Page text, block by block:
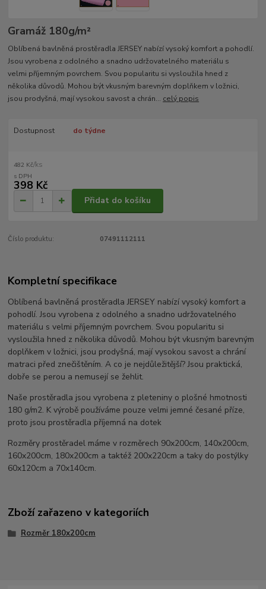
Gramáž 180g/m²­
Oblíbená bavlněná prostěradla JERSEY nabízí vysoký komfort a pohodlí.
Jsou vyrobena z odolného a snadno udržovatelného materiálu s
velmi příjemným povrchem. Svou popularitu si vysloužila hned z
několika důvodů. Mohou být vkusným barevným doplňkem v ložnici,
jsou prodyšná, mají vysokou savost a chrán... celý popis
Dostupnost do týdne
482 Kč/ks
398 Kč
Přidat do košíku
Číslo produktu: 07491112111
Kompletní specifikace
Oblíbená bavlněná prostěradla JERSEY nabízí vysoký komfort a
pohodlí. Jsou vyrobena z odolného a snadno udržovatelného
materiálu s velmi příjemným povrchem. Svou popularitu si
vysloužila hned z několika důvodů. Mohou být vkusným barevným
doplňkem v ložnici, jsou prodyšná, mají vysokou savost a chrání
matraci před znečištěním. A co je nejdůležitější? Jsou praktická,
dobře se perou a nemusejí se žehlit.
Naše prostěradla jsou vyrobena z pleteniny o plošné hmotnosti
180 g/m2. K výrobě používáme pouze velmi jemné česané příze,
proto jsou prostěradla příjemná na dotek
Rozměry prostěradel máme v rozměrech 90x200cm, 140x200cm,
160x200cm, 180x200cm a taktéž 200x220cm a taky do postýlky
60x120cm a 70x140cm.
Zboží zařazeno v kategoriích
Rozměr 180x200cm